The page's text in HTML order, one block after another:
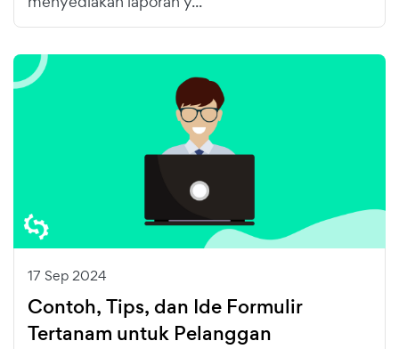
17 Sep 2024
Contoh, Tips, dan Ide Formulir
Tertanam untuk Pelanggan